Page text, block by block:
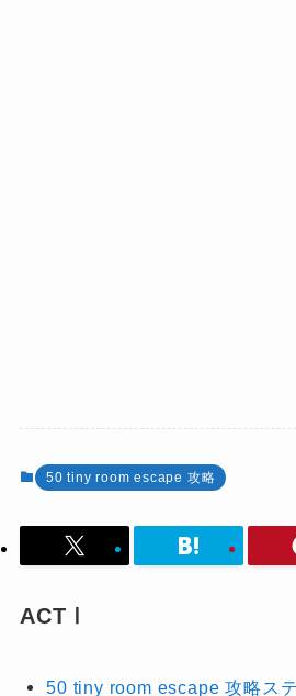
50 tiny room escape 攻略
ACTⅠ
50 tiny room escape 攻略ス